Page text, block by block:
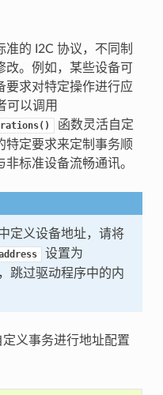
的 I2C 协议，不同制
。例如，某些设备可
要求对特定操作进行应
可以调用
函数灵活自定
特定要求来定制事务顺
标准设备流畅通讯。
定义设备地址，请将
设置为
，跳过驱动程序中的内
定义事务进行地址配置